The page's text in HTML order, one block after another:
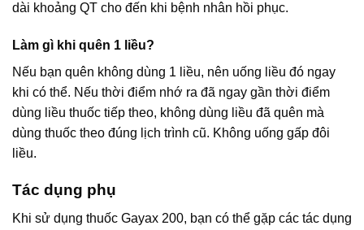
dài khoảng QT cho đến khi bệnh nhân hồi phục.
Làm gì khi quên 1 liều?
Nếu bạn quên không dùng 1 liều, nên uống liều đó ngay
khi có thể. Nếu thời điểm nhớ ra đã ngay gần thời điểm
dùng liều thuốc tiếp theo, không dùng liều đã quên mà
dùng thuốc theo đúng lịch trình cũ. Không uống gấp đôi
liều.
Tác dụng phụ
Khi sử dụng thuốc Gayax 200, bạn có thể gặp các tác dụng